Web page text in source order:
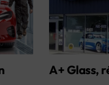
A+ Glass,